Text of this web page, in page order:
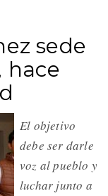
sede
hace
El objetivo
debe ser darle
voz al pueblo y
luchar junto a